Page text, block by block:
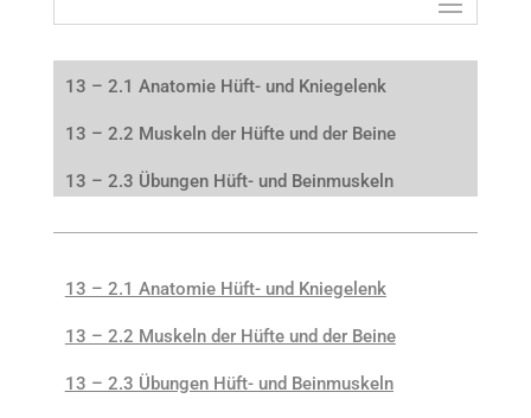
13 – 2.1 Anatomie Hüft- und Kniegelenk
13 – 2.2 Muskeln der Hüfte und der Beine
13 – 2.3 Übungen Hüft- und Beinmuskeln
13 – 2.1 Anatomie Hüft- und Kniegelenk
13 – 2.2 Muskeln der Hüfte und der Beine
13 – 2.3 Übungen Hüft- und Beinmuskeln